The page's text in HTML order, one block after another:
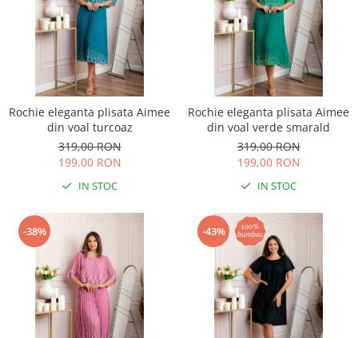
Rochie eleganta plisata Aimee
din voal turcoaz
319,00 RON
199,00 RON
IN STOC
Rochie eleganta plisata Aimee
din voal verde smarald
319,00 RON
199,00 RON
IN STOC
-38% -43%